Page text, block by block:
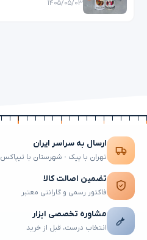
۱۴۰۵/۰۵/۰۳
ارسال به سراسر ایران
تهران با پیک · شهرستان با تیپاکس
تضمین اصالت کالا
فاکتور رسمی و گارانتی معتبر
مشاوره تخصصی ابزار
انتخاب درست، قبل از خرید